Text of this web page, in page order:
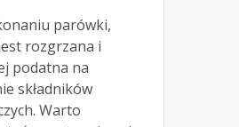
parówki,
rozgrzana i
podatna na
składników
Warto